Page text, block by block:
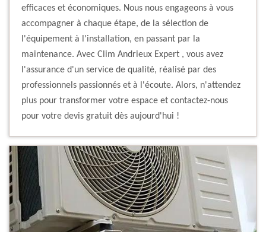
efficaces et économiques. Nous nous engageons à vous
accompagner à chaque étape, de la sélection de
l'équipement à l'installation, en passant par la
maintenance. Avec Clim Andrieux Expert , vous avez
l'assurance d'un service de qualité, réalisé par des
professionnels passionnés et à l'écoute. Alors, n'attendez
plus pour transformer votre espace et contactez-nous
pour votre devis gratuit dès aujourd'hui !